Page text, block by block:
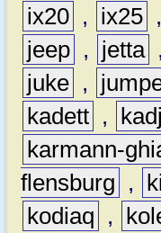
ix20 , ix25 ,
jeep , jetta ,
juke ,
kadett ,
karmann-
flensburg
,
kodiaq
,